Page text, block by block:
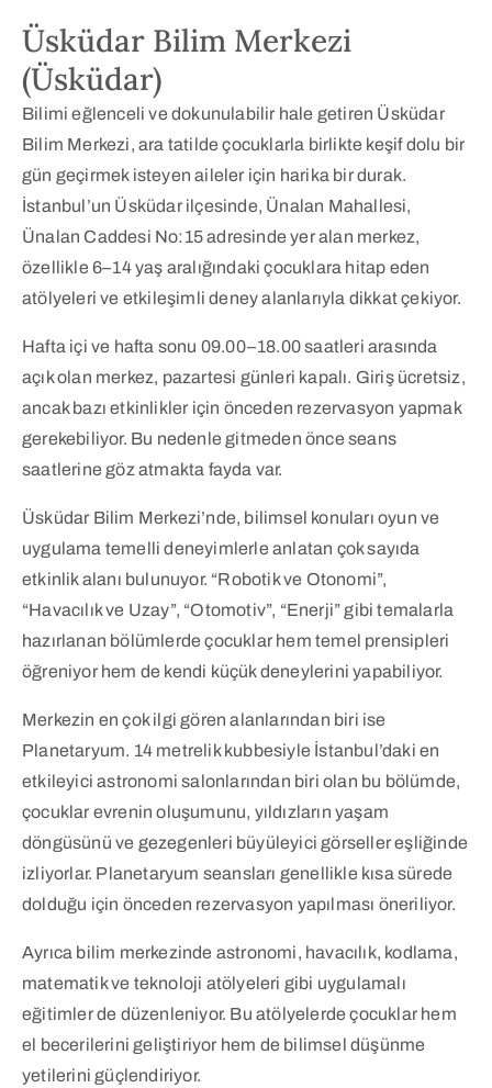
Üsküdar Bilim Merkezi
(Üsküdar)
Bilimi eğlenceli ve dokunulabilir hale getiren Üsküdar
Bilim Merkezi, ara tatilde çocuklarla birlikte keşif dolu bir
gün geçirmek isteyen aileler için harika bir durak.
İstanbul’un Üsküdar ilçesinde, Ünalan Mahallesi,
Ünalan Caddesi No:15 adresinde yer alan merkez,
özellikle 6–14 yaş aralığındaki çocuklara hitap eden
atölyeleri ve etkileşimli deney alanlarıyla dikkat çekiyor.
Hafta içi ve hafta sonu 09.00–18.00 saatleri arasında
açık olan merkez, pazartesi günleri kapalı. Giriş ücretsiz,
ancak bazı etkinlikler için önceden rezervasyon yapmak
gerekebiliyor. Bu nedenle gitmeden önce seans
saatlerine göz atmakta fayda var.
Üsküdar Bilim Merkezi’nde, bilimsel konuları oyun ve
uygulama temelli deneyimlerle anlatan çok sayıda
etkinlik alanı bulunuyor. “Robotik ve Otonomi”,
“Havacılık ve Uzay”, “Otomotiv”, “Enerji” gibi temalarla
hazırlanan bölümlerde çocuklar hem temel prensipleri
öğreniyor hem de kendi küçük deneylerini yapabiliyor.
Merkezin en çok ilgi gören alanlarından biri ise
Planetaryum. 14 metrelik kubbesiyle İstanbul’daki en
etkileyici astronomi salonlarından biri olan bu bölümde,
çocuklar evrenin oluşumunu, yıldızların yaşam
döngüsünü ve gezegenleri büyüleyici görseller eşliğinde
izliyorlar. Planetaryum seansları genellikle kısa sürede
dolduğu için önceden rezervasyon yapılması öneriliyor.
Ayrıca bilim merkezinde astronomi, havacılık, kodlama,
matematik ve teknoloji atölyeleri gibi uygulamalı
eğitimler de düzenleniyor. Bu atölyelerde çocuklar hem
el becerilerini geliştiriyor hem de bilimsel düşünme
yetilerini güçlendiriyor.